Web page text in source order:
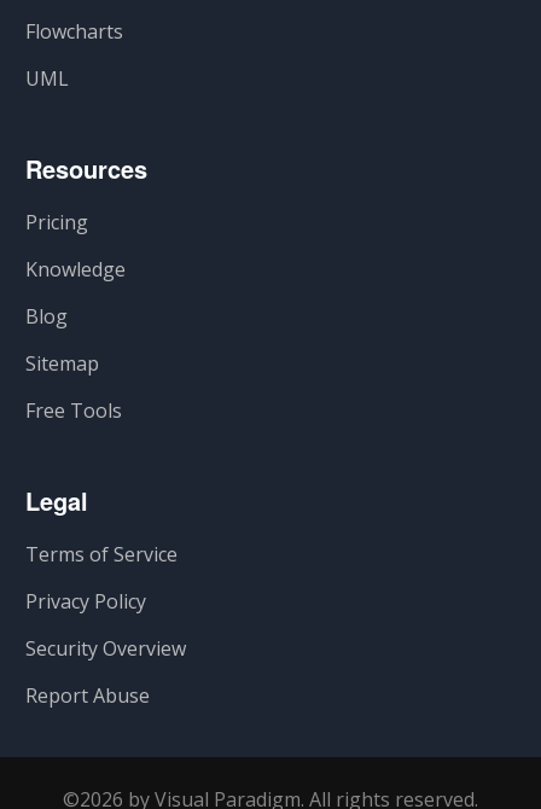
Flowcharts
UML
Resources
Pricing
Knowledge
Blog
Sitemap
Free Tools
Legal
Terms of Service
Privacy Policy
Security Overview
Report Abuse
©2026 by Visual Paradigm. All rights reserved.